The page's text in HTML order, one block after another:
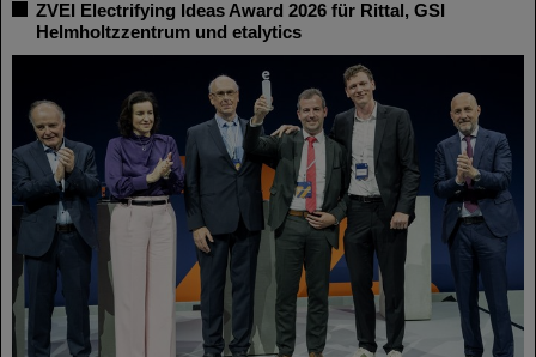
ZVEI Electrifying Ideas Award 2026 für Rittal, GSI
Helmholtzzentrum und etalytics